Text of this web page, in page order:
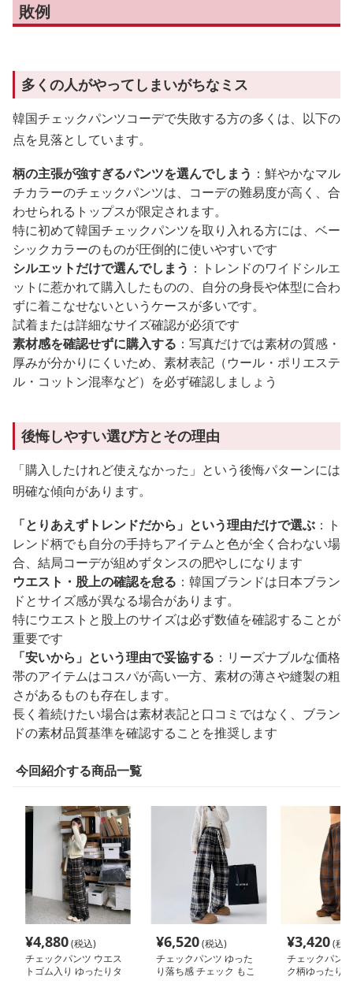
敗例
多くの人がやってしまいがちなミス
韓国チェックパンツコーデで失敗する方の多くは、以下の
点を見落としています。
柄の主張が強すぎるパンツを選んでしまう ：鮮やかなマル
チカラーのチェックパンツは、コーデの難易度が高く、合
わせられるトップスが限定されます。
特に初めて韓国チェックパンツを取り入れる方には、ベー
シックカラーのものが圧倒的に使いやすいです
シルエットだけで選んでしまう ：トレンドのワイドシルエ
ットに惹かれて購入したものの、自分の身長や体型に合わ
ずに着こなせないというケースが多いです。
試着または詳細なサイズ確認が必須です
素材感を確認せずに購入する ：写真だけでは素材の質感・
厚みが分かりにくいため、素材表記（ウール・ポリエステ
ル・コットン混率など）を必ず確認しましょう
後悔しやすい選び方とその理由
「購入したけれど使えなかった」という後悔パターンには
明確な傾向があります。
「とりあえずトレンドだから」という理由だけで選ぶ ：ト
レンド柄でも自分の手持ちアイテムと色が全く合わない場
合、結局コーデが組めずタンスの肥やしになります
ウエスト・股上の確認を怠る ：韓国ブランドは日本ブラン
ドとサイズ感が異なる場合があります。
特にウエストと股上のサイズは必ず数値を確認することが
重要です
「安いから」という理由で妥協する ：リーズナブルな価格
帯のアイテムはコスパが高い一方、素材の薄さや縫製の粗
さがあるものも存在します。
長く着続けたい場合は素材表記と口コミではなく、ブラン
ドの素材品質基準を確認することを推奨します
今回紹介する商品一覧
¥4,880(税込)
チェックパンツ ウエス
トゴム入り ゆったりタ
¥6,520(税込)
チェックパンツ ゆった
り落ち感 チェック もこ
¥3,420(税
チェックパン
ク柄ゆったり